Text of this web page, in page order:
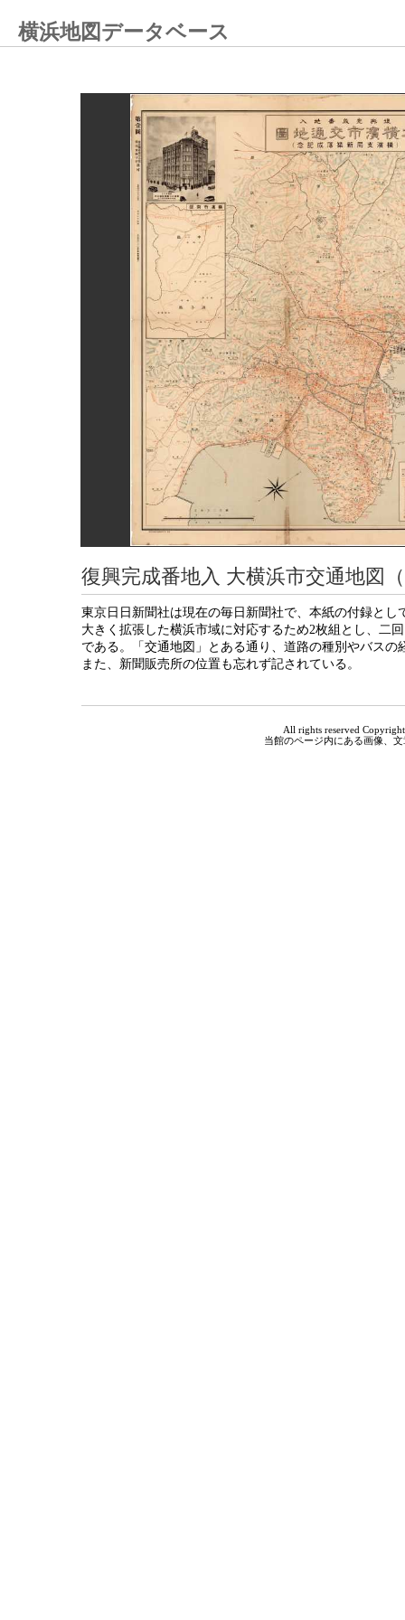
横浜地図データベース
復興完成番地入 大横浜市交通地図
東京日日新聞社は現在の毎日新聞社で、本紙の付録とし
大きく拡張した横浜市域に対応するため2枚組とし、二
である。「交通地図」とある通り、道路の種別やバスの
また、新聞販売所の位置も忘れず記されている。
All rights reserved
当館のページ内にある画像、